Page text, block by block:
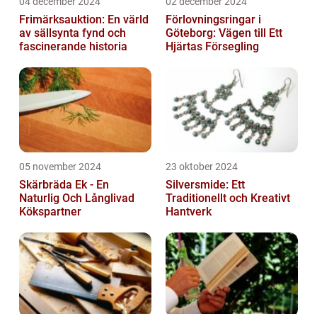
Frimärksauktion: En värld
av sällsynta fynd och
fascinerande historia
Förlovningsringar i
Göteborg: Vägen till Ett
Hjärtas Försegling
05 november 2024
Skärbräda Ek - En
Naturlig Och Långlivad
Kökspartner
23 oktober 2024
Silversmide: Ett
Traditionellt och Kreativt
Hantverk